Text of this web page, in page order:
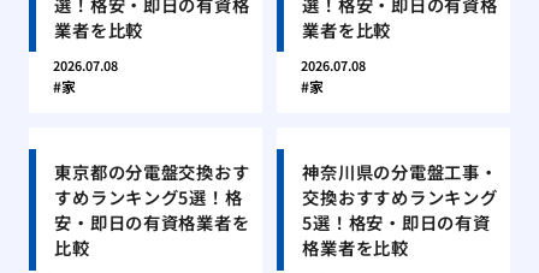
業者を比較
2026.07.08
家
業者を比較
2026.07.08
家
東京都の分電盤交換おす
すめランキング5選！格
安・即日の有資格業者を
比較
神奈川県の分電盤工事・
交換おすすめランキング
5選！格安・即日の有資
格業者を比較